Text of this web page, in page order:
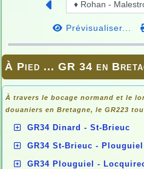
À Pied ... GR 34 en
À travers le bocage normand et le
douaniers en Bretagne, le GR223
GR34 Dinard - St-Brieuc
GR34 St-Brieuc -
GR34 Plouguiel -
Prévisualiser...